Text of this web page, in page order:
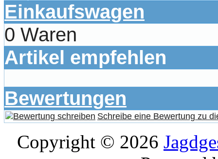
Einkaufswagen
0 Waren
Artikel empfehlen
Bewertungen
Schreibe eine Bewertung zu
Copyright © 2026